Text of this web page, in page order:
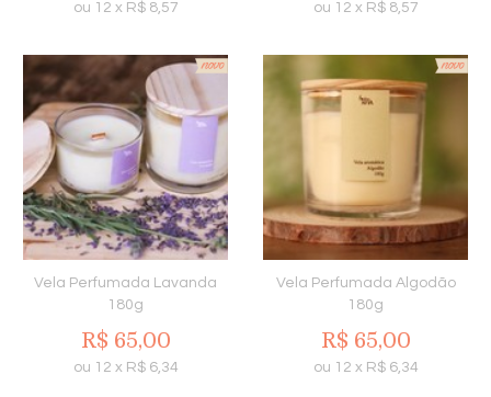
ou 12 x R$ 8,57 ou 12 x R$ 8,57
Vela Perfumada Lavanda
180g
R$ 65,00
ou 12 x R$ 6,34
Vela Perfumada Algodão
180g
R$ 65,00
ou 12 x R$ 6,34